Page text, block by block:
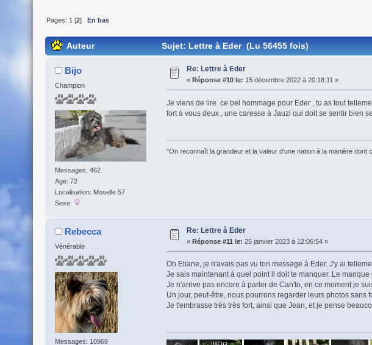
Pages: 1 [2] En bas
Auteur Sujet: Lettre à Eder (Lu 56455 fois)
Bijo
Champion
Messages: 462
Age: 72
Localisation: Moselle 57
Sexe:
Re: Lettre à Eder
« Réponse #10 le: 15 décembre 2022 à 20:18:11 »
Je viens de lire ce bel hommage pour Eder , tu as tout
fort à vous deux , une caresse à Jauzi qui doit se sentir bien
"On reconnaît la grandeur et la valeur d'une nation à la manière dont
Rebecca
Vénérable
Messages: 10969
Re: Lettre à Eder
« Réponse #11 le: 25 janvier 2023 à 12:06:54 »
Oh Eliane, je n'avais pas vu ton message à Eder. J'y ai
Je sais maintenant à quel point il doit te manquer. Le
Je n'arrive pas encore à parler de Can'to, en ce moment je
Un jour, peut-être, nous pourrons regarder leurs photos
Je t'embrasse très très fort, ainsi que Jean, et je pense